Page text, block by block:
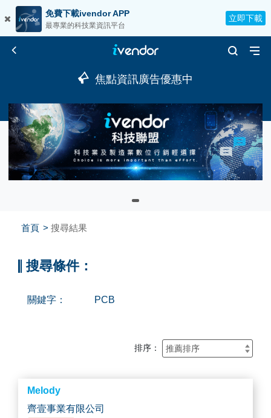
免費下載ivendor APP
最專業的科技業資訊平台
立即下載
焦點資訊廣告優惠中
首頁 搜尋結果
搜尋條件：
關鍵字： PCB
排序：
Melody
齊壹事業有限公司